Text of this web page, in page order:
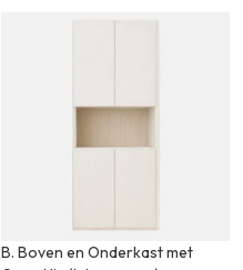
B. Boven en Onderkast met